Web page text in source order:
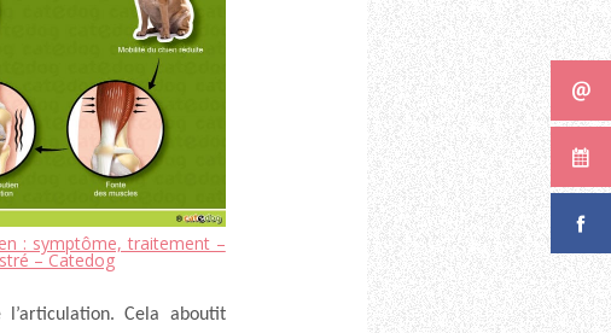
: symptôme, traitement –
– Catedog
Cela aboutit